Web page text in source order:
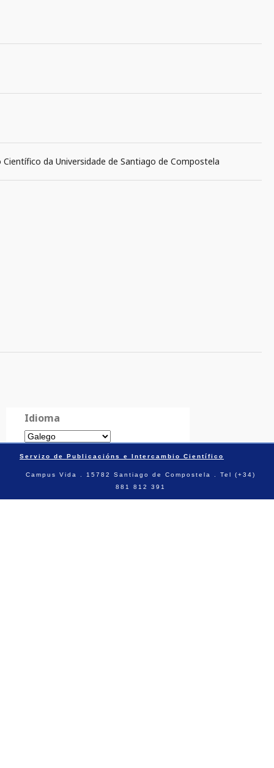
da Universidade de Santiago de Compostela
Idioma
Servizo de Publicacións e Intercambio Científico
Campus Vida . 15782 Santiago de Compostela . Tel (+34)
881 812 391